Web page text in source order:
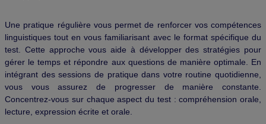
Une pratique régulière vous permet de renforcer vos compétences
linguistiques tout en vous familiarisant avec le format spécifique du
test. Cette approche vous aide à développer des stratégies pour
gérer le temps et répondre aux questions de manière optimale. En
intégrant des sessions de pratique dans votre routine quotidienne,
vous vous assurez de progresser de manière constante.
Concentrez-vous sur chaque aspect du test : compréhension orale,
lecture, expression écrite et orale.